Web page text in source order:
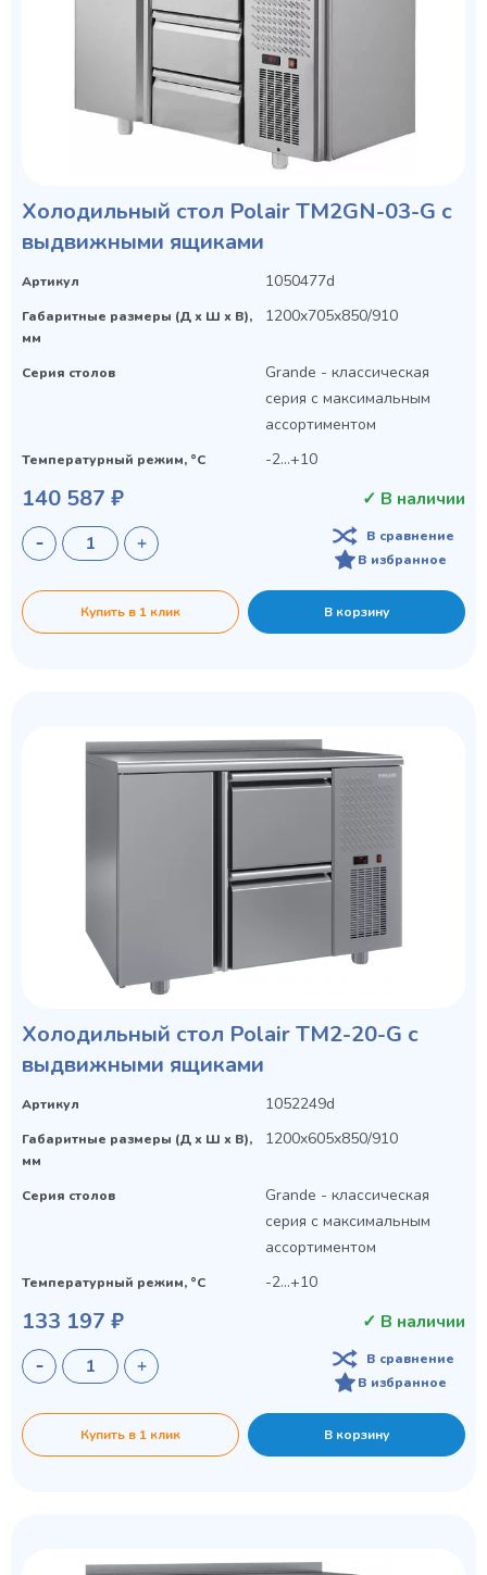
Холодильный стол Polair TM2GN-03-G с
выдвижными ящиками
Артикул 1050477d
Габаритные размеры (Д х Ш х В),
мм
1200x705x850/910
Серия столов
Grande - классическая
серия с максимальным
ассортиментом
Температурный режим, °C -2...+10
140 587 ₽ ✓ В наличии
В сравнение
В избранное
Купить в 1 клик В корзину
Холодильный стол Polair TM2-20-G с
выдвижными ящиками
Артикул 1052249d
Габаритные размеры (Д х Ш х В),
мм
1200x605x850/910
Серия столов
Grande - классическая
серия с максимальным
ассортиментом
Температурный режим, °C -2...+10
133 197 ₽ ✓ В наличии
В сравнение
В избранное
Купить в 1 клик В корзину